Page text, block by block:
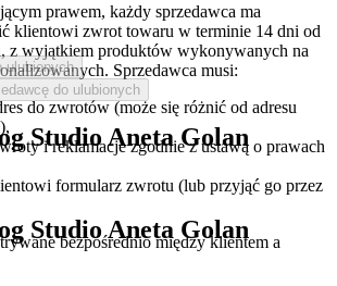
prawem, każdy sprzedawca ma
klientowi zwrot towaru w terminie 14 dni od
z wyjątkiem produktów wykonywanych na
Sprzedawca musi:
do zwrotów (może się różnić od adresu
i reklamacje zgodnie z ustawą o prawach
formularz zwrotu (lub przyjąć go przez
bezpośrednio między klientem a
ulubionych
do ulubionych
Studio Aneta Golan
Studio Aneta Golan